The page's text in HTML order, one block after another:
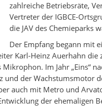
zahlreiche Betriebsräte,
Vertreter der IGBCE-
die JAV des Chemieparks
Der Empfang begann mit
Karl-Heinz Auerhahn
Im Jahr „Eins“
der Wachstumsmotor
auch mit Metro und
der ehemaligen